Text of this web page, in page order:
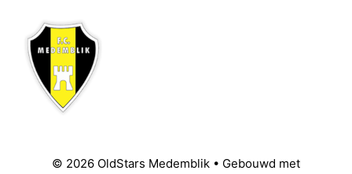
© 2026 OldStars Medemblik • Gebouwd met